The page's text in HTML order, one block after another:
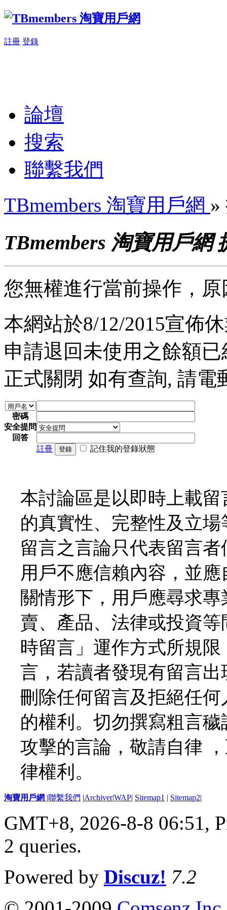
註冊 登錄
論壇
搜索
聯繫我們
TBmembers 淘寶用戶網 »
TBmembers 淘寶用戶網
您無權進行當前操作，
本網站於8/12/2015宣佈
申請退回未使用之餘額
正式關閉 如有查詢, 請電
密碼
安全提問
回答
註冊
登錄 記住我的登錄狀態
本討論區是以即時上載
的真實性、完整性及立
留言之言論只代表留言
用戶不應信賴內容，並
關情形下，用戶應尋求
賣、產品、法律或投資
時留言」運作方式所規
言，若讀者發現有留言
刪除任何留言及拒絕任
的權利。切勿撰寫粗言
攻擊的言論，敬請自律
律權利。
淘寶用戶網 |聯繫我們 |Archiver|WAP| Sitemap1 | Sitemap2|
GMT+8, 2026-8-8 06:51,
2 queries.
Powered by Discuz! 7.2